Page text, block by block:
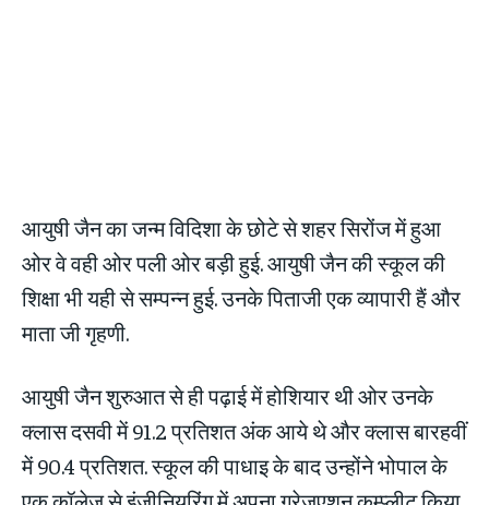
आयुषी जैन का जन्म विदिशा के छोटे से शहर सिरोंज में हुआ
ओर वे वही ओर पली ओर बड़ी हुई. आयुषी जैन की स्कूल की
शिक्षा भी यही से सम्पन्न हुई. उनके पिताजी एक व्यापारी हैं और
माता जी गृहणी.
आयुषी जैन शुरुआत से ही पढ़ाई में होशियार थी ओर उनके
क्लास दसवी में 91.2 प्रतिशत अंक आये थे और क्लास बारहवीं
में 90.4 प्रतिशत. स्कूल की पाधाइ के बाद उन्होंने भोपाल के